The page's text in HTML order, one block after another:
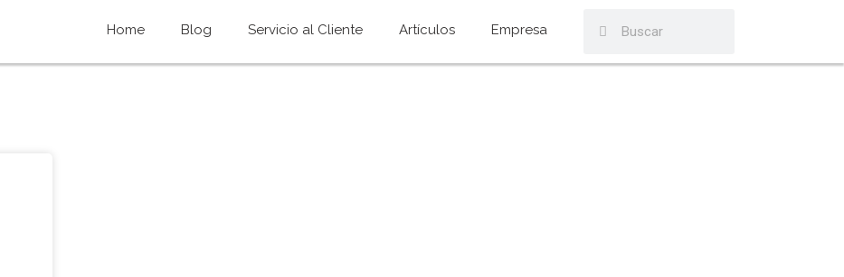
Home Blog Servicio al Cliente Artículos Empresa